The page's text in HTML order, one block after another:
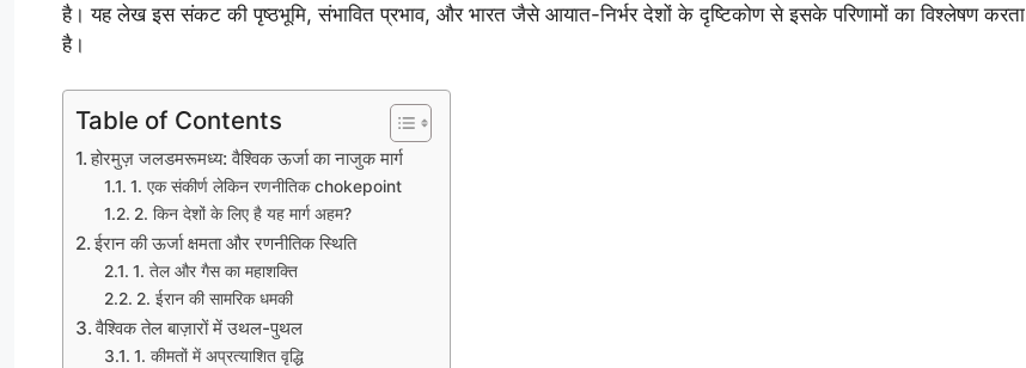
है। यह लेख इस संकट की पृष्ठभूमि, संभावित प्रभाव, और भारत जैसे आयात-निर्भर देशों के दृष्टिकोण से इसके परिणामों का विश्लेषण करता
है।
Table of Contents
होरमुज़ जलडमरूमध्य: वैश्विक ऊर्जा का नाजुक मार्ग
1. एक संकीर्ण लेकिन रणनीतिक chokepoint
2. किन देशों के लिए है यह मार्ग अहम?
ईरान की ऊर्जा क्षमता और रणनीतिक स्थिति
1. तेल और गैस का महाशक्ति
2. ईरान की सामरिक धमकी
वैश्विक तेल बाज़ारों में उथल-पुथल
1. कीमतों में अप्रत्याशित वृद्धि